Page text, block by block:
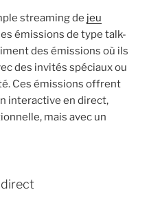
streaming de jeu
émissions de type talk-
des émissions où ils
des invités spéciaux ou
Ces émissions offrent
interactive en direct,
mais avec un